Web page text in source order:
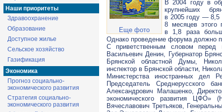
Наши приоритеты
Здравоохранение
Образование
Доступное жилье
Сельское хозяйство
Газификация
Экономика
Прогноз социально-
экономического развития
Стратегия социально-
экономического развития
Еще фото
В 2004 году в
крупнейших
в 2005 году — 8,5
8 месяцев этого
в 1,8 раза
Однако проведение форума должно
С приветственным словом перед
Васильевич Денин, Губернатор
Брянской областной Думы,
инспектор в Брянской области,
Министерства иностранных дел
Председатель Среднерусского
Александрович Малашенко,
экономического развития
Вячеславович Третьяков,